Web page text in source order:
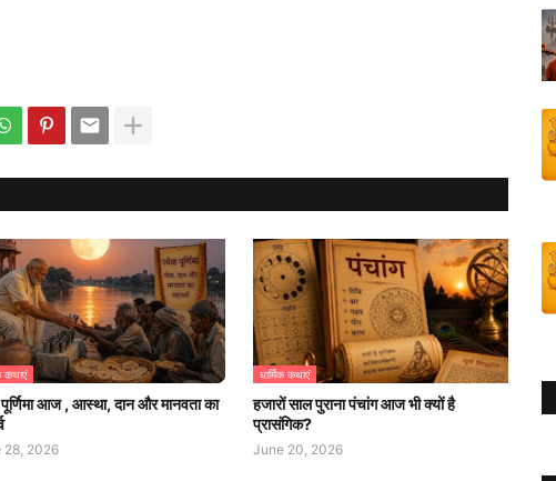
कथाएं
आज , आस्था, दान और मानवता का
28, 2026
धार्मिक कथाएं
हजारों साल पुराना पंचांग आज भी क्यों है
प्रासंगिक?
June 20, 2026